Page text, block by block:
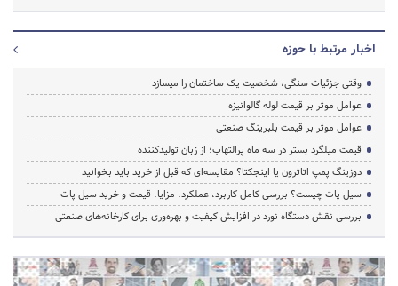
اخبار مرتبط با حوزه
وقتی جزئیات سنگی، شخصیت یک ساختمان را میسازد
عوامل موثر بر قیمت لوله گالوانیزه
عوامل موثر بر قیمت بلبرینگ صنعتی
قیمت میلگرد بستر در سه ماه پرالتهاب؛ از زبان تولیدکننده
دوزینگ پمپ اتاترون یا اینجکتا؟ مقایسه‌ای که قبل از خرید باید بخوانید
سیل پات چیست؟ بررسی کامل کاربرد، عملکرد، مزایا، قیمت و خرید سیل پات
بررسی نقش دستگاه نورد در افزایش کیفیت و بهره‌وری برای کارخانه‌های صنعتی